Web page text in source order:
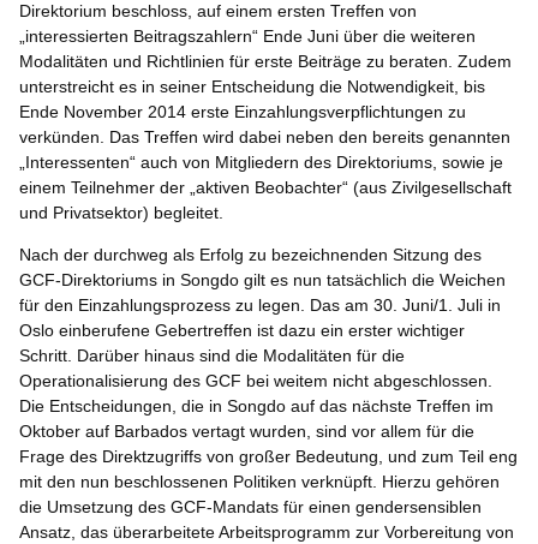
Direktorium beschloss, auf einem ersten Treffen von
„interessierten Beitragszahlern“ Ende Juni über die weiteren
Modalitäten und Richtlinien für erste Beiträge zu beraten. Zudem
unterstreicht es in seiner Entscheidung die Notwendigkeit, bis
Ende November 2014 erste Einzahlungsverpflichtungen zu
verkünden. Das Treffen wird dabei neben den bereits genannten
„Interessenten“ auch von Mitgliedern des Direktoriums, sowie je
einem Teilnehmer der „aktiven Beobachter“ (aus Zivilgesellschaft
und Privatsektor) begleitet.
Nach der durchweg als Erfolg zu bezeichnenden Sitzung des
GCF-Direktoriums in Songdo gilt es nun tatsächlich die Weichen
für den Einzahlungsprozess zu legen. Das am 30. Juni/1. Juli in
Oslo einberufene Gebertreffen ist dazu ein erster wichtiger
Schritt. Darüber hinaus sind die Modalitäten für die
Operationalisierung des GCF bei weitem nicht abgeschlossen.
Die Entscheidungen, die in Songdo auf das nächste Treffen im
Oktober auf Barbados vertagt wurden, sind vor allem für die
Frage des Direktzugriffs von großer Bedeutung, und zum Teil eng
mit den nun beschlossenen Politiken verknüpft. Hierzu gehören
die Umsetzung des GCF-Mandats für einen gendersensiblen
Ansatz, das überarbeitete Arbeitsprogramm zur Vorbereitung von